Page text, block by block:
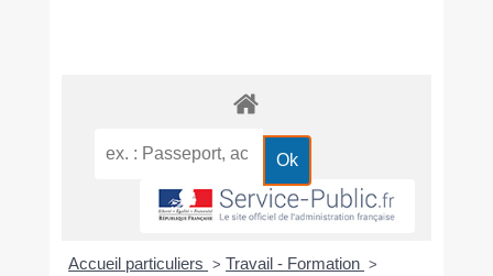
Accueil particuliers > Travail - Formation >